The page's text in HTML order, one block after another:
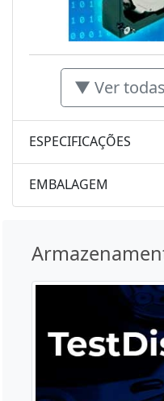
▼ Ver
ESPECIFICAÇÕES
EMBALAGEM